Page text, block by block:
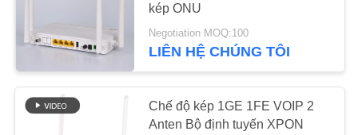
KIỂM
SOÁT
CHẤT
LƯỢNG
XPON ONU
kép ONU
Negotiation MOQ:100
LIÊN HỆ CHÚNG TÔI
Chế độ kép 1GE 1FE VOIP 2
Anten Bộ định tuyến XPON